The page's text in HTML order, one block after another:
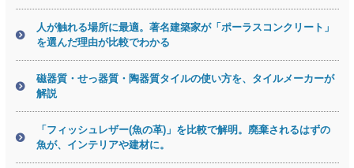
人が触れる場所に最適。著名建築家が「ポーラスコンクリート」
を選んだ理由が比較でわかる
磁器質・せっ器質・陶器質タイルの使い方を、タイルメーカーが
解説
「フィッシュレザー(魚の革)」を比較で解明。廃棄されるはずの
魚が、インテリアや建材に。